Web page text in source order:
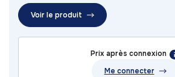
Voir le produit
Prix après connexion
Me connecter